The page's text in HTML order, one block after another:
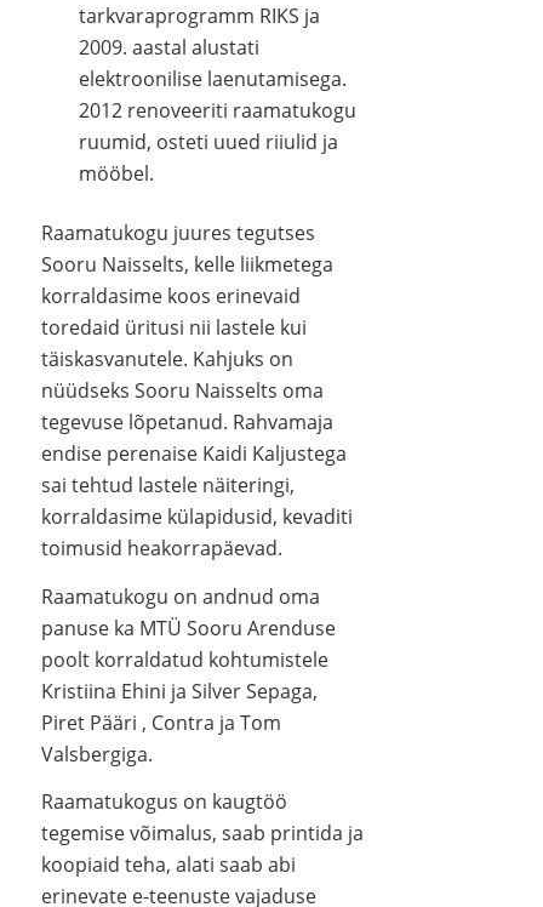
tarkvaraprogramm RIKS ja
2009. aastal alustati
elektroonilise laenutamisega.
2012 renoveeriti raamatukogu
ruumid, osteti uued riiulid ja
mööbel.
Raamatukogu juures tegutses
Sooru Naisselts, kelle liikmetega
korraldasime koos erinevaid
toredaid üritusi nii lastele kui
täiskasvanutele. Kahjuks on
nüüdseks Sooru Naisselts oma
tegevuse lõpetanud. Rahvamaja
endise perenaise Kaidi Kaljustega
sai tehtud lastele näiteringi,
korraldasime külapidusid, kevaditi
toimusid heakorrapäevad.
Raamatukogu on andnud oma
panuse ka MTÜ Sooru Arenduse
poolt korraldatud kohtumistele
Kristiina Ehini ja Silver Sepaga,
Piret Pääri , Contra ja Tom
Valsbergiga.
Raamatukogus on kaugtöö
tegemise võimalus, saab printida ja
koopiaid teha, alati saab abi
erinevate e-teenuste vajaduse